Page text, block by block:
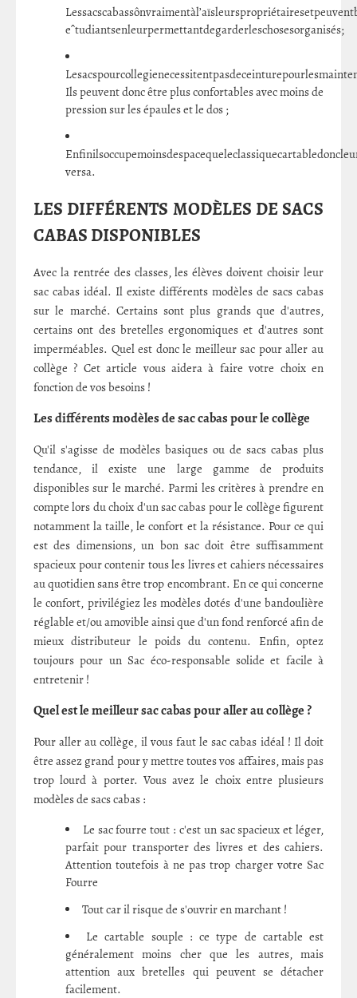
eˆtudiantsenleurpermettantdegarderleschosesorganisés;
Ils peuvent donc être plus confortables avec moins de
pression sur les épaules et le dos ;
versa.
LES DIFFÉRENTS MODÈLES DE SACS
CABAS DISPONIBLES
Avec la rentrée des classes, les élèves doivent choisir leur
sac cabas idéal. Il existe différents modèles de sacs cabas
sur le marché. Certains sont plus grands que d'autres,
certains ont des bretelles ergonomiques et d'autres sont
imperméables. Quel est donc le meilleur sac pour aller au
collège ? Cet article vous aidera à faire votre choix en
fonction de vos besoins !
Les différents modèles de sac cabas pour le collège
Qu'il s'agisse de modèles basiques ou de sacs cabas plus
tendance, il existe une large gamme de produits
disponibles sur le marché. Parmi les critères à prendre en
compte lors du choix d'un sac cabas pour le collège figurent
notamment la taille, le confort et la résistance. Pour ce qui
est des dimensions, un bon sac doit être suffisamment
spacieux pour contenir tous les livres et cahiers nécessaires
au quotidien sans être trop encombrant. En ce qui concerne
le confort, privilégiez les modèles dotés d'une bandoulière
réglable et/ou amovible ainsi que d'un fond renforcé afin de
mieux distributeur le poids du contenu. Enfin, optez
toujours pour un Sac éco-responsable solide et facile à
entretenir !
Quel est le meilleur sac cabas pour aller au collège ?
Pour aller au collège, il vous faut le sac cabas idéal ! Il doit
être assez grand pour y mettre toutes vos affaires, mais pas
trop lourd à porter. Vous avez le choix entre plusieurs
modèles de sacs cabas :
Le sac fourre tout : c'est un sac spacieux et léger,
parfait pour transporter des livres et des cahiers.
Attention toutefois à ne pas trop charger votre Sac
Fourre
Tout car il risque de s'ouvrir en marchant !
Le cartable souple : ce type de cartable est
généralement moins cher que les autres, mais
attention aux bretelles qui peuvent se détacher
facilement.